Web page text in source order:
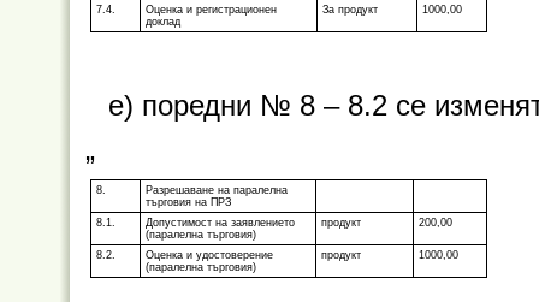
7.4.
Оценка и регистрационен
доклад
За продукт 1000,00
е) поредни № 8 – 8.2 се
„
8.
Разрешаване на паралелна
търговия на ПРЗ
8.1.
Допустимост на заявлението
(паралелна търговия)
продукт 200,00
8.2.
Оценка и удостоверение
(паралелна търговия)
продукт 1000,00